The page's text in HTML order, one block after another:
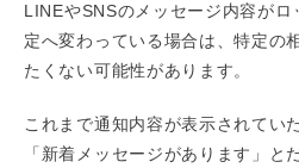
LINEやSNSのメッセージ内容が
定へ変わっている場合は、特定の
たくない可能性があります。
これまで通知内容が表示されてい
「新着メッセージがあります」と